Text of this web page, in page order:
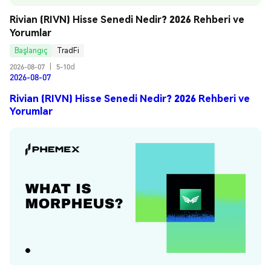
Rivian (RIVN) Hisse Senedi Nedir? 2026 Rehberi ve
Yorumlar
Başlangıç
TradFi
2026-08-07
5-10d
2026-08-07
Rivian (RIVN) Hisse Senedi Nedir? 2026 Rehberi ve
Yorumlar